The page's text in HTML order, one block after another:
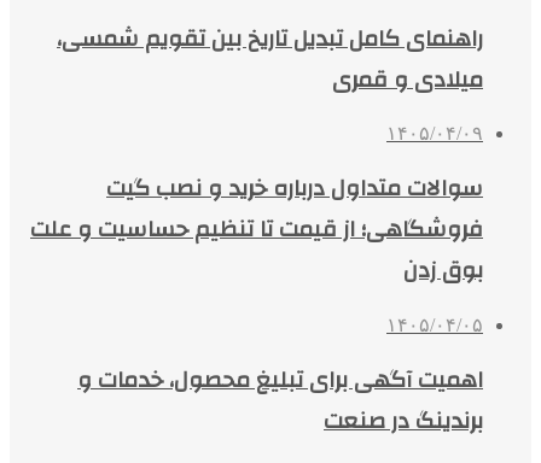
راهنمای کامل تبدیل تاریخ بین تقویم شمسی،
میلادی و قمری
۱۴۰۵/۰۴/۰۹
سوالات متداول درباره خرید و نصب گیت
فروشگاهی؛ از قیمت تا تنظیم حساسیت و علت
بوق زدن
۱۴۰۵/۰۴/۰۵
اهمیت آگهی برای تبلیغ محصول، خدمات و
برندینگ در صنعت